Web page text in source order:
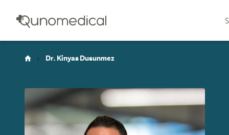
Dr. Kinyas Dusunmez